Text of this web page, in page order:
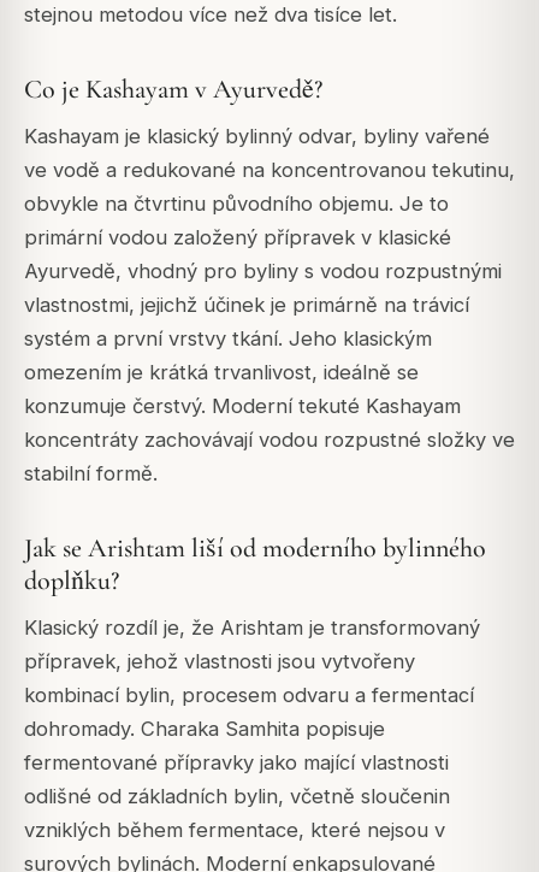
stejnou metodou více než dva tisíce let.
Co je Kashayam v Ayurvedě?
Kashayam je klasický bylinný odvar, byliny vařené
ve vodě a redukované na koncentrovanou tekutinu,
obvykle na čtvrtinu původního objemu. Je to
primární vodou založený přípravek v klasické
Ayurvedě, vhodný pro byliny s vodou rozpustnými
vlastnostmi, jejichž účinek je primárně na trávicí
systém a první vrstvy tkání. Jeho klasickým
omezením je krátká trvanlivost, ideálně se
konzumuje čerstvý. Moderní tekuté Kashayam
koncentráty zachovávají vodou rozpustné složky ve
stabilní formě.
Jak se Arishtam liší od moderního bylinného
doplňku?
Klasický rozdíl je, že Arishtam je transformovaný
přípravek, jehož vlastnosti jsou vytvořeny
kombinací bylin, procesem odvaru a fermentací
dohromady. Charaka Samhita popisuje
fermentované přípravky jako mající vlastnosti
odlišné od základních bylin, včetně sloučenin
vzniklých během fermentace, které nejsou v
surových bylinách. Moderní enkapsulované